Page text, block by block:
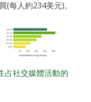
(每人約234美元)。
占社交媒體活動的